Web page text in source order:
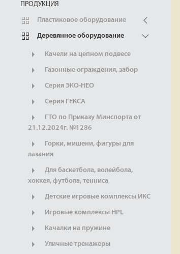
ПРОДУКЦИЯ
Пластиковое оборудование
Деревянное оборудование
Качели на цепном подвесе
Газонные ограждения, забор
Серия ЭКО-НЕО
Серия ГЕКСА
ГТО по Приказу Минспорта от
21.12.2024г. №1286
Горки, мишени, фигуры для
лазания
Для баскетбола, волейбола,
хоккея, футбола, тенниса
Детские игровые комплексы ИКС
Игровые комплексы HPL
Качалки на пружине
Уличные тренажеры